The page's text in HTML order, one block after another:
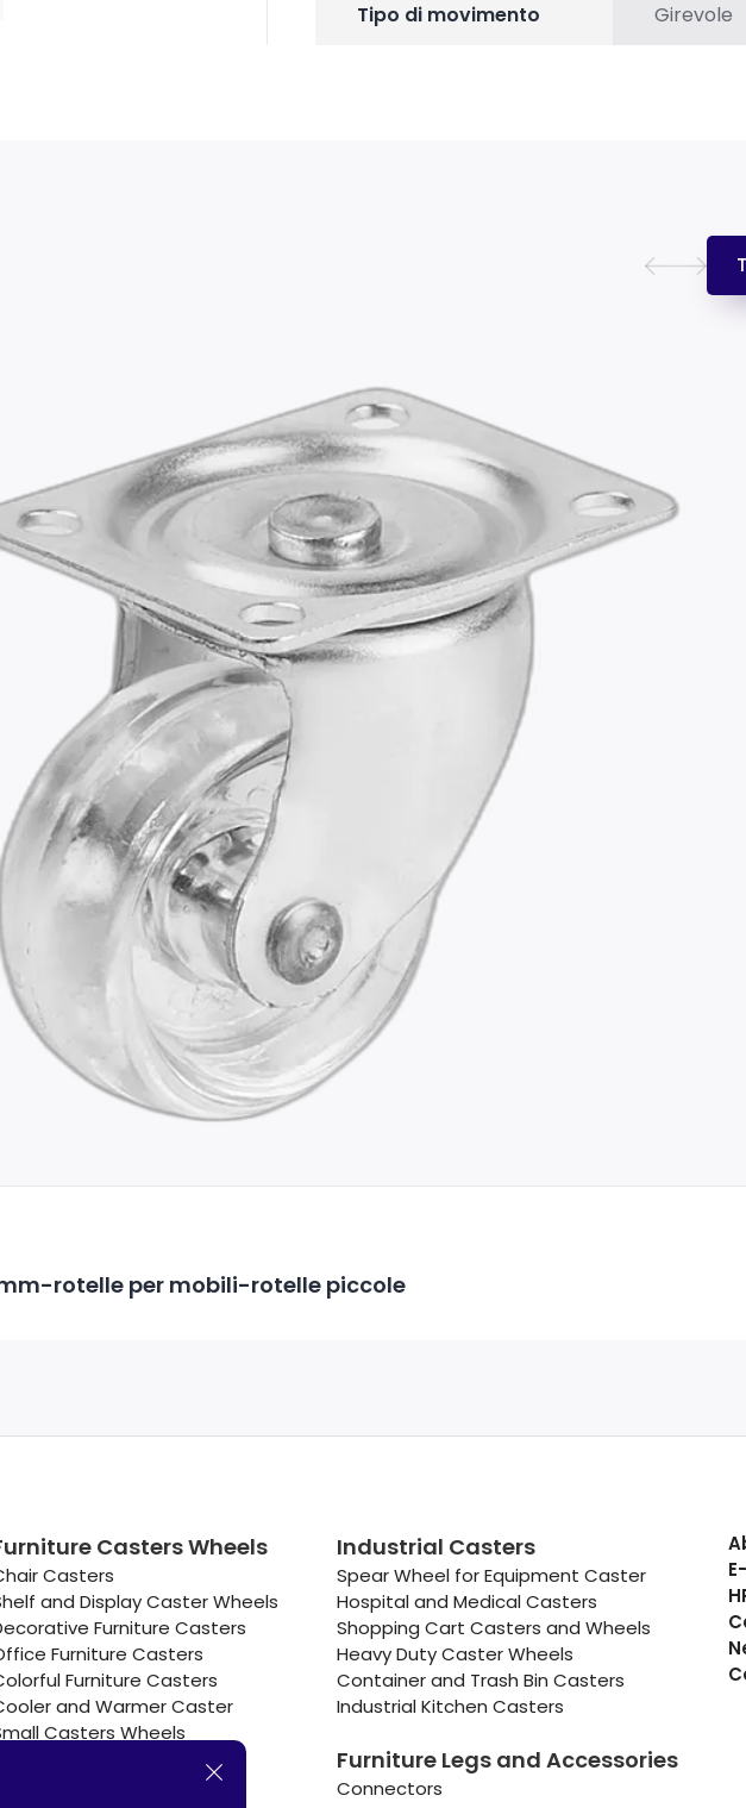
Tipo di movimento Girevole
rotelle per mobili-rotelle piccole
Casters Wheels
Casters
and Display Caster Wheels
Furniture Casters
Furniture Casters
Furniture Casters
and Warmer Caster
Casters Wheels
Equipment Casters
Industrial Casters
Spear Wheel for Equipment Caster
Hospital and Medical Casters
Shopping Cart Casters and Wheels
Heavy Duty Caster Wheels
Container and Trash Bin Casters
Industrial Kitchen Casters
Furniture Legs and Accessories
Connectors